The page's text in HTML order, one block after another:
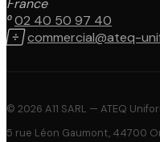
France
02 40 50 97 40
commercial@ateq-
© 2026 A11 SARL — ATEQ
5 rue Léon Gaumont, 44700